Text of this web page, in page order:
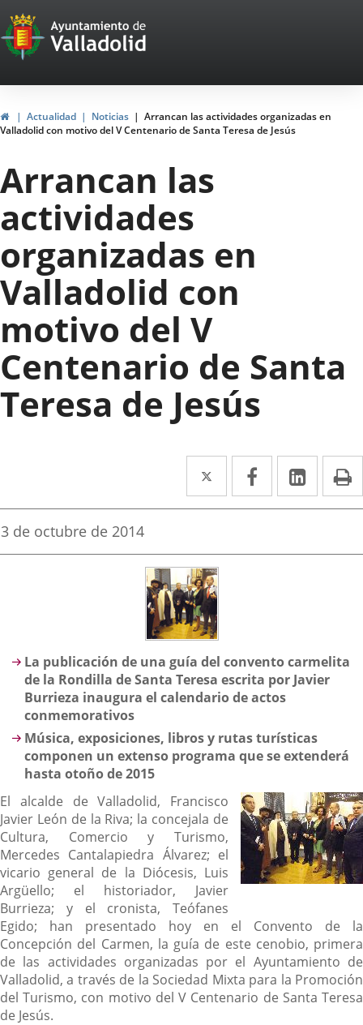
Portal
Web
del
Ayuntamiento
de
Valladolid
HomeActualidad Noticias
Arrancan las actividades organizadas en
Valladolid con motivo del V Centenario de Santa Teresa de Jesús
Arrancan las
actividades
organizadas en
Valladolid con
motivo del V
Centenario de Santa
Teresa de Jesús
Twitter
Enlace
a
aplicación
externa.
Facebook
Enlace
a
aplicación
Enlace
a
Fecha
la
3 de octubre de 2014
Descripción
La publicación de una guía del convento carmelita
de la Rondilla de Santa Teresa escrita por Javier
Burrieza inaugura el calendario de actos
conmemorativos
Música, exposiciones, libros y rutas turísticas
componen un extenso programa que se extenderá
hasta otoño de 2015
El alcalde de Valladolid, Francisco
Javier León de la Riva; la concejala de
Cultura, Comercio y Turismo,
Mercedes Cantalapiedra Álvarez; el
vicario general de la Diócesis, Luis
Argüello; el historiador, Javier
Burrieza; y el cronista, Teófanes
Egido; han presentado hoy en el Convento de la
Concepción del Carmen, la guía de este cenobio, primera
de las actividades organizadas por el Ayuntamiento de
Valladolid, a través de la Sociedad Mixta para la Promoción
del Turismo, con motivo del V Centenario de Santa Teresa
de Jesús.